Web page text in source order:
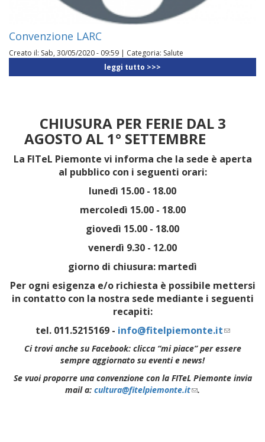
Convenzione LARC
Creato il: Sab, 30/05/2020 - 09:59 | Categoria: Salute
leggi tutto >>>
CHIUSURA PER FERIE DAL 3
AGOSTO AL 1° SETTEMBRE
La FITeL Piemonte vi informa che la sede è aperta
al pubblico con i seguenti orari:
lunedì 15.00 - 18.00
mercoledì 15.00 - 18.00
giovedì 15.00 - 18.00
venerdì 9.30 - 12.00
giorno di chiusura: martedì
Per ogni esigenza e/o richiesta è possibile mettersi
in contatto con la nostra sede mediante i seguenti
recapiti:
tel. 011.5215169 - info@fitelpiemonte.it(link
Ci trovi anche su Facebook: clicca “mi piace” per essere
sempre aggiornato su eventi e news!
Se vuoi proporre una convenzione con la FITeL Piemonte invia
mail a: cultura@fitelpiemonte.it(link
.